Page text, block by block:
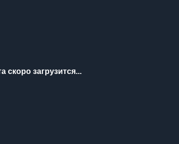
скоро загрузится...